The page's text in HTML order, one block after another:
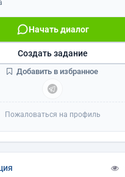
Начать диалог
Создать задание
Добавить в избранное
Пожаловаться на профиль